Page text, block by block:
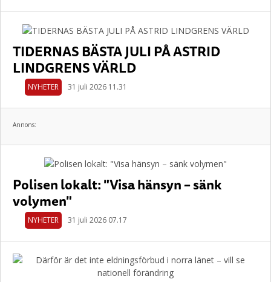
TIDERNAS BÄSTA JULI PÅ ASTRID
LINDGRENS VÄRLD
NYHETER 31 juli 2026 11.31
Annons:
Polisen lokalt: "Visa hänsyn – sänk
volymen"
NYHETER 31 juli 2026 07.17